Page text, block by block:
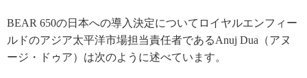
BEAR 650の日本への導入決定についてロイヤルエンフィー
ルドのアジア太平洋市場担当責任者であるAnuj Dua（アヌ
ージ・ドゥア）は次のように述べています。